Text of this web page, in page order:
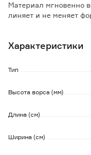
Материал мгновенно
линяет и не меняет
Изделие подходит
температуре не более
Характеристики
Тип
Высота ворса (мм)
Длина (см)
Ширина (см)